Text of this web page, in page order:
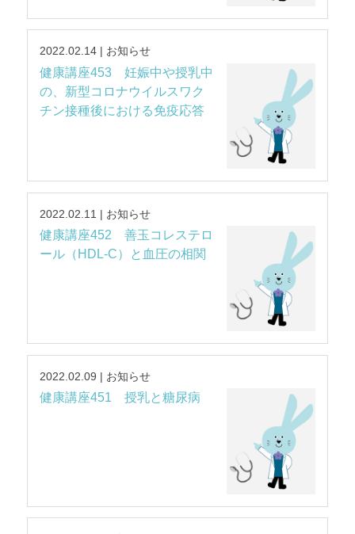
2022.02.14 | お知らせ
健康講座453 妊娠中や授乳中
の、新型コロナウイルスワク
チン接種後における免疫応答
2022.02.11 | お知らせ
健康講座452 善玉コレステロ
ール（HDL-C）と血圧の相関
2022.02.09 | お知らせ
健康講座451 授乳と糖尿病